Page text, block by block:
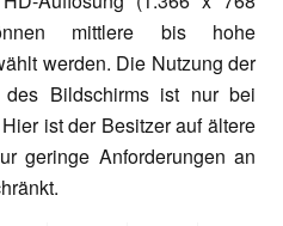
mittlere bis hohe
werden. Die Nutzung der
des Bildschirms ist nur bei
ist der Besitzer auf ältere
geringe Anforderungen an